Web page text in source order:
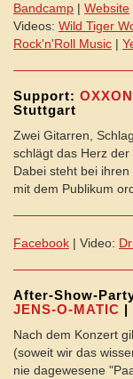
Bandcamp | Website
Videos: Wild Tiger
Rock'n'Roll Music |
Support: OXXON
Stuttgart
Zwei Gitarren,
schlägt das Herz
Dabei steht bei
mit dem Publikum
Facebook | Video:
After-Show-
JENS-O-MATIC |
Nach dem Konzert
(soweit wir das
nie dagewesene